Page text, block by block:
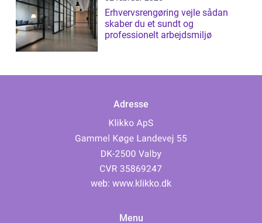
Erhvervsrengøring vejle sådan
skaber du et sundt og
professionelt arbejdsmiljø
Adresse
web: www.klikko.dk
Menu